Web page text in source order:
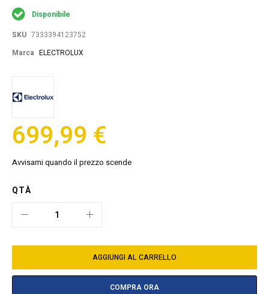
of
the
images
Disponibile
SKU 7333394123752
Marca ELECTROLUX
699,99 €
Avvisami quando il prezzo scende
QTÀ
AGGIUNGI AL CARRELLO
COMPRA ORA